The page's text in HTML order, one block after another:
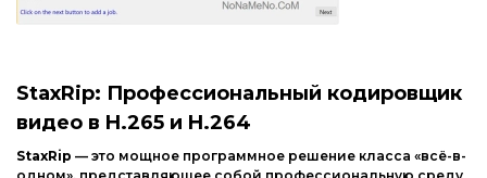
Интернет и сеть
Мультимедиа
Образование
Другие ОС
StaxRip: Профессиональный кодировщик
видео в H.265 и H.264
StaxRip — это мощное программное решение класса «всё-в-
Другие ОС
Игры